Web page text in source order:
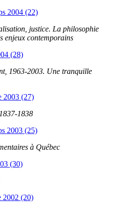
2004 (22)
justice. La philosophie
enjeux contemporains
(28)
1963-2003. Une tranquille
2003 (27)
1838
2003 (25)
à Québec
(30)
2002 (20)